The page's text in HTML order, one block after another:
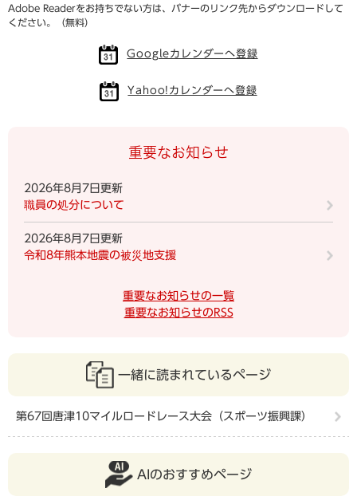
Adobe Readerをお持ちでない方は、バナーのリンク先からダウンロードして
ください。（無料）
Googleカレンダーへ登録
Yahoo!カレンダーへ登録
重要なお知らせ
2026年8月7日更新
職員の処分について
2026年8月7日更新
令和8年熊本地震の被災地支援
重要なお知らせの一覧
重要なお知らせのRSS
一緒に読まれているページ
第67回唐津10マイルロードレース大会（スポーツ振興課）
AIのおすすめページ